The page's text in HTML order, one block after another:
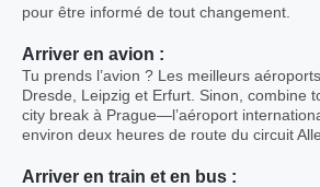
pour être informé de tout changement.
Arriver en avion :
Tu prends l’avion ? Les meilleurs
Dresde, Leipzig et Erfurt. Sinon, combine
city break à Prague—l’aéroport
environ deux heures de route du circuit
Arriver en train et en bus :